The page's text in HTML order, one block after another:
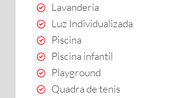
Lavanderia
Luz Individualizada
Piscina
Piscina infantil
Playground
Quadra de tenis